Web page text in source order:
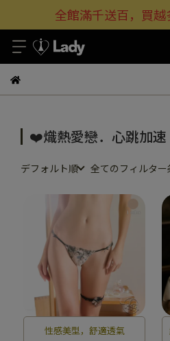
全館滿千送百，買越
❤️熾熱愛戀．心跳加速
デフォルト順 全てのフィルター
性感美型，舒適透氣